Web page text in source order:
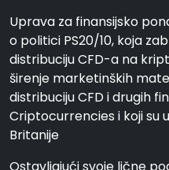
Uprava za finansijsko
o politici PS20/10, koja
distribuciju CFD-a na
širenje marketinških
distribuciju CFD i drugih
Criptocurrencies i koji su
Britanije